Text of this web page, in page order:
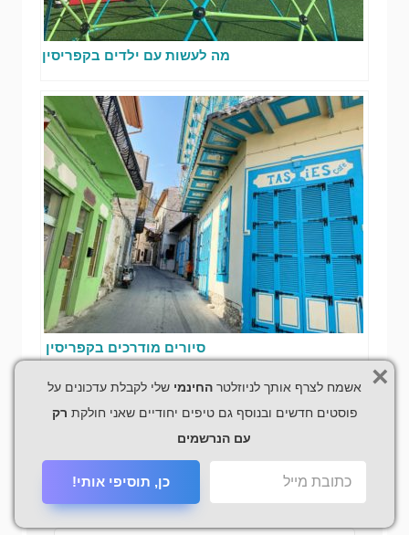
מה לעשות עם ילדים בקפריסין
סיורים מודרכים בקפריסין
שדות החובה מסומנים
אשמח לצרף אותך לניוזלטר החינמי שלי לקבלת עדכונים על
פוסטים חדשים ובנוסף גם טיפים יחודיים שאני חולקת רק
עם הנרשמים
כן, תוסיפי אותי!
×